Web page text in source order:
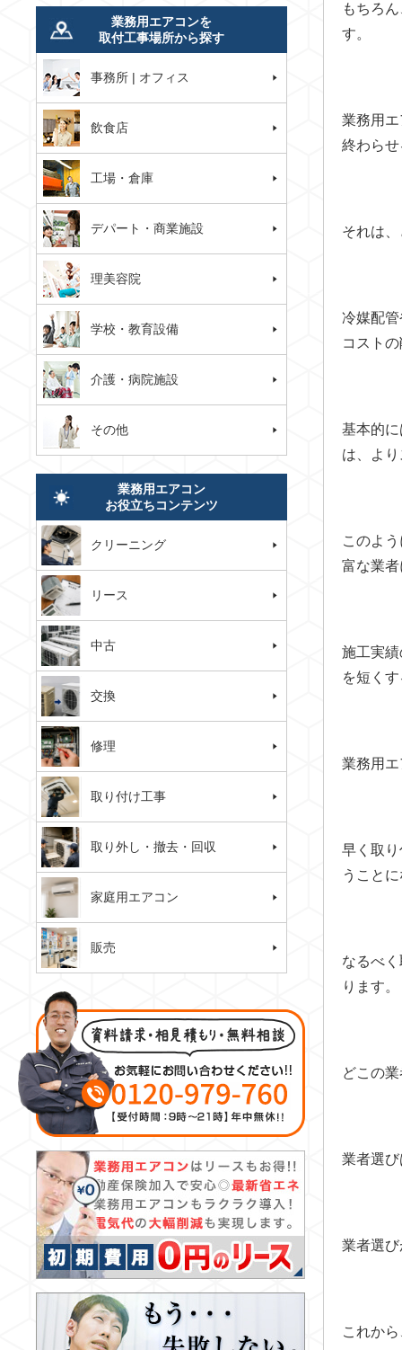
もちろ
す。
業務用
終わら
それは
冷媒配
コスト
基本的
は、よ
このよ
富な業
施工実
を短く
業務用
早く取
うこと
なるべ
ります。
どこの
業者選
業者選
これか
業務用エアコンを
取付工事場所から探す
事務所 | オフィス
飲食店
工場・倉庫
デパート・商業施設
理美容院
学校・教育設備
介護・病院施設
その他
業務用エアコン
お役立ちコンテンツ
クリーニング
リース
中古
交換
修理
取り付け工事
取り外し・撤去・回収
家庭用エアコン
販売